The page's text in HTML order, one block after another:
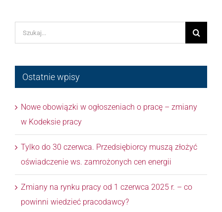
Szukaj
Ostatnie wpisy
Nowe obowiązki w ogłoszeniach o pracę – zmiany
w Kodeksie pracy
Tylko do 30 czerwca. Przedsiębiorcy muszą złożyć
oświadczenie ws. zamrożonych cen energii
Zmiany na rynku pracy od 1 czerwca 2025 r. – co
powinni wiedzieć pracodawcy?